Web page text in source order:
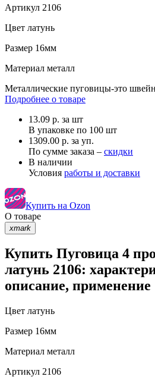
Артикул 2106
Цвет латунь
Размер 16мм
Материал металл
Металлические пуговицы-это
Подробнее о товаре
13.09 р. за шт
В упаковке по 100 шт
1309.00 р. за уп.
По сумме заказа – скидки
В наличии
Условия работы и доставки
Купить на Ozon
О товаре
xmark
Купить Пуговица 4
латунь 2106:
описание, применение
Цвет латунь
Размер 16мм
Материал металл
Артикул 2106